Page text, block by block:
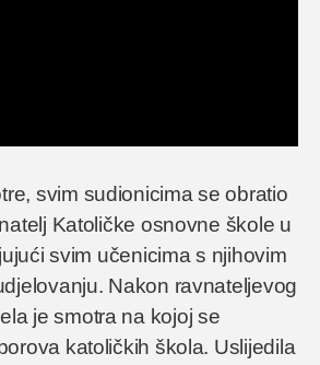
svim sudionicima se obratio
Katoličke osnovne škole u
svim učenicima s njihovim
Nakon ravnateljevog
je smotra na kojoj se
katoličkih škola. Uslijedila